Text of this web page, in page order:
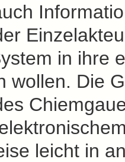
in ihre
wollen. Die
leicht in